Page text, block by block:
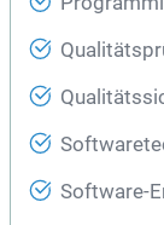
Software-